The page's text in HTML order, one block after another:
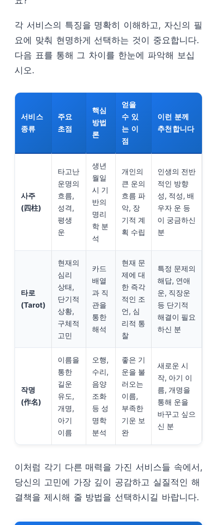
각 서비스의 특징을 명확히 이해하고, 자신의 필
요에 맞춰 현명하게 선택하는 것이 중요합니다.
다음 표를 통해 그 차이를 한눈에 파악해 보십
시오.
서비스
종류
주요
초점
핵심
방법
론
얻을
수 있
는 이
점
이런 분께
추천합니다
사주
(四柱)
타고난
운명의
흐름,
성격,
평생
운
생년
월일
시 기
반의
명리
학 분
석
개인의
큰 운의
흐름 파
악, 장
기적 계
획 수립
인생의 전반
적인 방향
성, 적성, 배
우자 운 등
이 궁금하신
분
타로
(Tarot)
현재의
심리
상태,
단기적
상황,
구체적
고민
카드
배열
과 직
관을
통한
해석
현재 문
제에 대
한 즉각
적인 조
언, 심
리적 통
찰
특정 문제의
해답, 연애
운, 직장운
등 단기적
해결이 필요
하신 분
작명
(作名)
이름을
통한
길운
유도,
개명,
아기
이름
오행,
수리,
음양
조화
등 성
명학
분석
좋은 기
운을 불
러오는
이름,
부족한
기운 보
완
새로운 시
작, 아기 이
름, 개명을
통해 운을
바꾸고 싶으
신 분
이처럼 각기 다른 매력을 가진 서비스들 속에서,
당신의 고민에 가장 깊이 공감하고 실질적인 해
결책을 제시해 줄 방법을 선택하시길 바랍니다.